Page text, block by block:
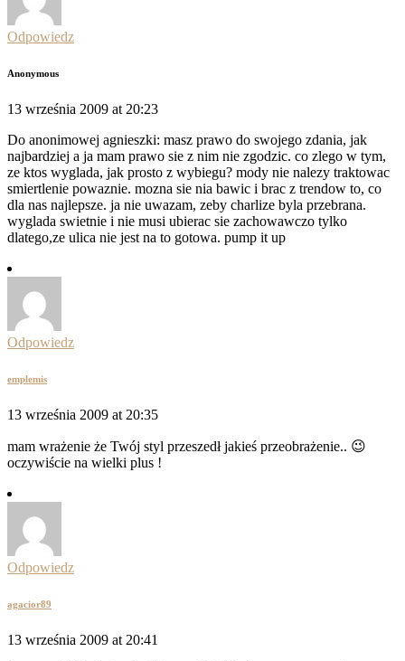
Odpowiedz
Anonymous
13 września 2009 at 20:23
Do anonimowej agnieszki: masz prawo do swojego zdania, jak
najbardziej a ja mam prawo sie z nim nie zgodzic. co zlego w tym,
ze ktos wyglada, jak prosto z wybiegu? mody nie nalezy traktowac
smiertlenie powaznie. mozna sie nia bawic i brac z trendow to, co
dla nas najlepsze. ja nie uwazam, zeby charlize byla przebrana.
wyglada swietnie i nie musi ubierac sie zachowawczo tylko
dlatego,ze ulica nie jest na to gotowa. pump it up
Odpowiedz
emplemis
13 września 2009 at 20:35
mam wrażenie że Twój styl przeszedł jakieś przeobrażenie.. 😉
oczywiście na wielki plus !
Odpowiedz
agacior89
13 września 2009 at 20:41